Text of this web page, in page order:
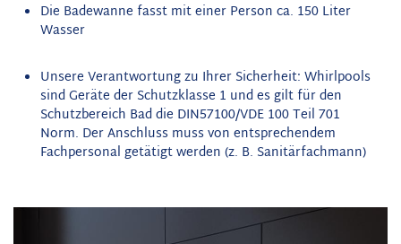
Die Badewanne fasst mit einer Person ca. 150 Liter
Wasser
Unsere Verantwortung zu Ihrer Sicherheit: Whirlpools
sind Geräte der Schutzklasse 1 und es gilt für den
Schutzbereich Bad die DIN57100/VDE 100 Teil 701
Norm. Der Anschluss muss von entsprechendem
Fachpersonal getätigt werden (z. B. Sanitärfachmann)